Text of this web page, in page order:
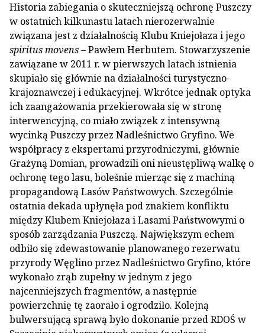
Historia zabiegania o skuteczniejszą ochronę Puszczy
w ostatnich kilkunastu latach nierozerwalnie
związana jest z działalnością Klubu Kniejołaza i jego
spiritus movens– Pawłem Herbutem. Stowarzyszenie
zawiązane w 2011 r. w pierwszych latach istnienia
skupiało się głównie na działalności turystyczno-
krajoznawczej i edukacyjnej. Wkrótce jednak optyka
ich zaangażowania przekierowała się w stronę
interwencyjną, co miało związek z intensywną
wycinką Puszczy przez Nadleśnictwo Gryfino. We
współpracy z ekspertami przyrodniczymi, głównie
Grażyną Domian, prowadzili oni nieustępliwą walkę o
ochronę tego lasu, boleśnie mierząc się z machiną
propagandową Lasów Państwowych. Szczególnie
ostatnia dekada upłynęła pod znakiem konfliktu
między Klubem Kniejołaza i Lasami Państwowymi o
sposób zarządzania Puszczą. Największym echem
odbiło się zdewastowanie planowanego rezerwatu
przyrody Węglino przez Nadleśnictwo Gryfino, które
wykonało zrąb zupełny w jednym z jego
najcenniejszych fragmentów, a następnie
powierzchnię tę zaorało i ogrodziło. Kolejną
bulwersującą sprawą było dokonanie przed RDOŚ w